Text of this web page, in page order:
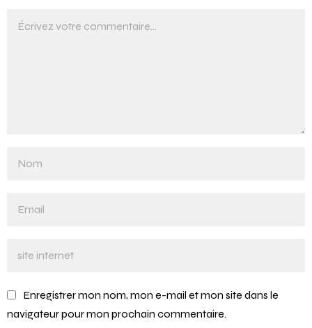
Enregistrer mon nom, mon e-mail et mon site dans le
navigateur pour mon prochain commentaire.